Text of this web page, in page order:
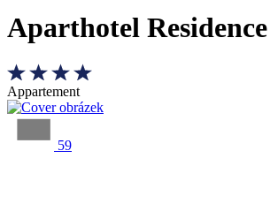
Aparthotel
Appartement
59